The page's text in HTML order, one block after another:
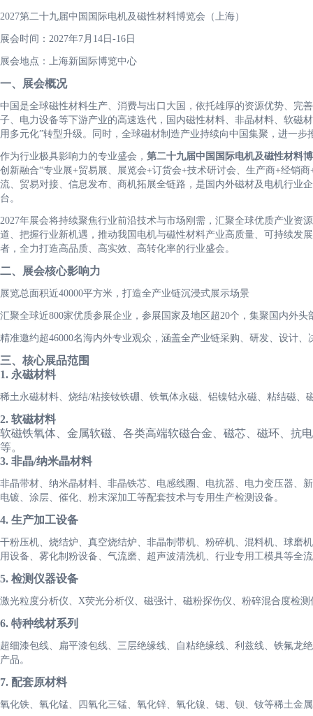
2027第二十九届中国国际电机及磁性材料博览会（上海）
展会时间：2027年7月14日-16日
展会地点：上海新国际博览中心
一、展会概况
中国是全球磁性材料生产、消费与出口大国，依托雄厚的资源优势、完
子、电力设备等下游产业的高速迭代，国内磁性材料、非晶材料、软磁
用多元化”转型升级。同时，全球磁材制造产业持续向中国集聚，进一
作为行业极具影响力的专业盛会， 第二十九届中国国际电机及磁性材料
创新融合“专业展+贸易展、展览会+订货会+技术研讨会、生产商+经销
流、贸易对接、信息发布、商机拓展全链路，是国内外磁材及电机行业
台。
2027年展会将持续聚焦行业前沿技术与市场刚需，汇聚全球优质产业资
道、把握行业新机遇，推动我国电机与磁性材料产业高质量、可持续发
者，全力打造高品质、高实效、高转化率的行业盛会。
二、展会核心影响力
展览总面积近40000平方米，打造全产业链沉浸式展示场景
汇聚全球近800家优质参展企业，参展国家及地区超20个，集聚国内外头
精准邀约超46000名海内外专业观众，涵盖全产业链采购、研发、设计、
三、核心展品范围
1. 永磁材料
稀土永磁材料、烧结/粘接钕铁硼、铁氧体永磁、铝镍钴永磁、粘结磁、
2. 软磁材料
软磁铁氧体、金属软磁、各类高端软磁合金、磁芯、磁环、抗
等。
3. 非晶/纳米晶材料
非晶带材、纳米晶材料、非晶铁芯、电感线圈、电抗器、电力变压器、
电镀、涂层、催化、粉末深加工等配套技术与专用生产检测设备。
4. 生产加工设备
干粉压机、烧结炉、真空烧结炉、非晶制带机、粉碎机、混料机、球磨
用设备、雾化制粉设备、气流磨、超声波清洗机、行业专用工模具等全
5. 检测仪器设备
激光粒度分析仪、X荧光分析仪、磁强计、磁粉探伤仪、粉碎混合度检
6. 特种线材系列
超细漆包线、扁平漆包线、三层绝缘线、自粘绝缘线、利兹线、铁氟龙
产品。
7. 配套原材料
氧化铁、氧化锰、四氧化三锰、氧化锌、氧化镍、锶、钡、钕等稀土金